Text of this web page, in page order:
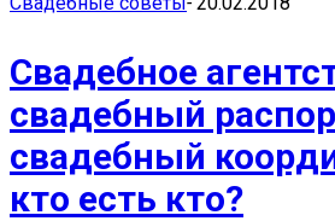
Свадебное
свадебный
свадебный
кто есть кто?